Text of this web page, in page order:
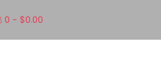
0 - $0.00